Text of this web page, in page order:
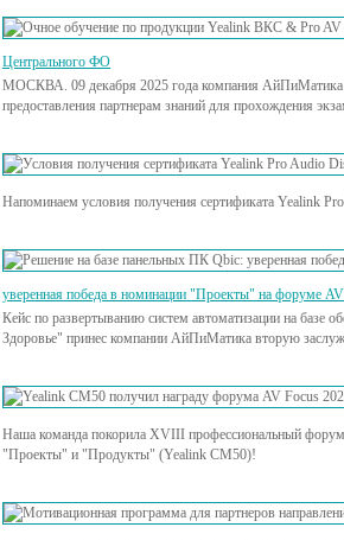
Центрального ФО
МОСКВА. 09 декабря 2025 года компания АйПиМатика
предоставления партнерам знаний для прохождения
Напоминаем условия получения сертификата Yealink
уверенная победа в номинации "Проекты" на форуме
Кейс по развертыванию систем автоматизации на
Здоровье" принес компании АйПиМатика вторую
Наша команда покорила XVIII профессиональный
"Проекты" и "Продукты" (Yealink CM50)!